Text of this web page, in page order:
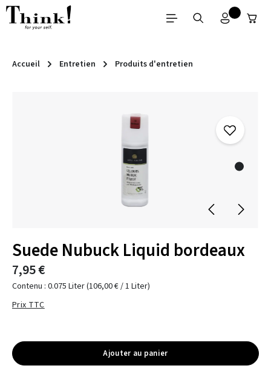
Passer au contenu principal
Accueil Entretien Produits d'entretien
Suede Nubuck Liquid bordeaux
7,95 €
Contenu : 0.075 Liter(106,00 € / 1 Liter)
Prix TTC
Ajouter au panier